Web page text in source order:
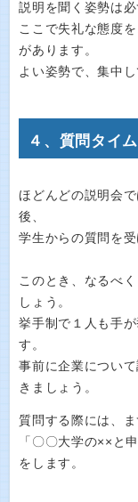
説明を聞く姿勢は必
ここで失礼な態度
があります。
よい姿勢で、集中
４、質問タイム
ほどんどの説明会
後、
学生からの質問を
このとき、なるべ
しょう。
挙手制で１人も手
す。
事前に企業につい
きましょう。
質問する際には、
「〇〇大学の××と
をします。